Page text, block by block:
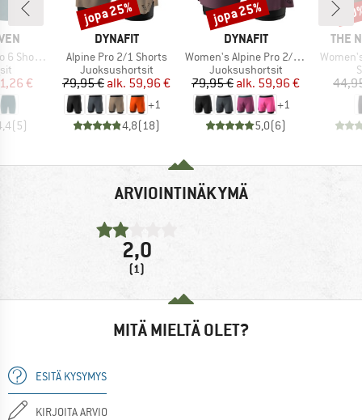
Tights
hinta
€
(5)
MERKKI
DYNAFIT
Tuote
Alpine Pro 2/1 Shorts
Tuoteryhmä
Juoksushortsit
Hinta
79,95 € Alennettu hinta
alk. 59,96 €
+1
4,8(18)
Alennus
jopa 25%
MERKKI
DYNAFIT
Tuote
Women's Alpine Pro 2/1 Shorts
Tuoteryhmä
Juoksushortsit
Hinta
79,95 € Alennettu hinta
alk. 59,96 €
+1
5,0(6)
Alennus
jopa 25%
THE
Tuote
ARVIOINTINÄKYMÄ
2,0
(1)
MITÄ MIELTÄ OLET?
ESITÄ KYSYMYS
KIRJOITA ARVIO